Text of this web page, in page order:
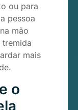
ou para
pessoa
mão
tremida
mais
o